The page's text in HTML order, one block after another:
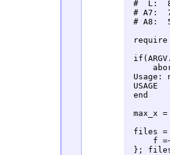
#  L:
# A7:
# A8:
require
Usage:
USAGE
end
max_x
files =
f
};